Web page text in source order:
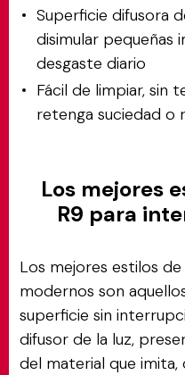
Superficie difusora
disimular pequeñas
desgaste diario
Fácil de limpiar, sin
retenga suciedad o
Los mejores
R9 para
Los mejores estilos
modernos son
superficie sin
difusor de la luz,
del material que